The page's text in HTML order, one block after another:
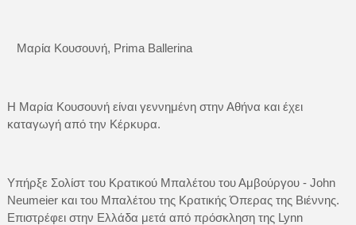
Μαρία Κουσουνή, Prima Ballerina
Η Μαρία Κουσουνή είναι γεννημένη στην Αθήνα και έχει
καταγωγή από την Κέρκυρα.
Υπήρξε Σολίστ του Κρατικού Μπαλέτου του Αμβούργου - John
Neumeier και του Μπαλέτου της Κρατικής Όπερας της Βιέννης.
Επιστρέφει στην Ελλάδα μετά από πρόσκληση της Lynn